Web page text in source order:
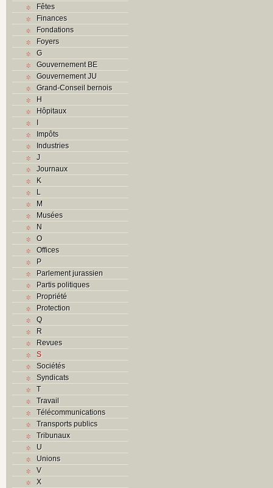
Fêtes
Finances
Fondations
Foyers
G
Gouvernement BE
Gouvernement JU
Grand-Conseil bernois
H
Hôpitaux
I
Impôts
Industries
J
Journaux
K
L
M
Musées
N
O
Offices
P
Parlement jurassien
Partis politiques
Propriété
Protection
Q
R
Revues
S
Sociétés
Syndicats
T
Travail
Télécommunications
Transports publics
Tribunaux
U
Unions
V
X